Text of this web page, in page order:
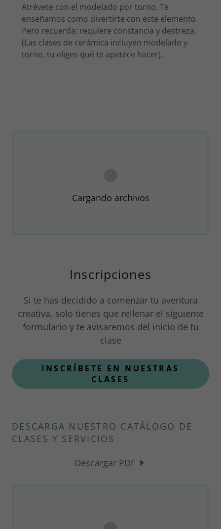
Atrévete con el modelado por torno. Te
enseñamos como divertirte con este elemento.
Pero recuerda: requiere constancia y destreza.
(Las clases de cerámica incluyen modelado y
torno, tu eliges qué te apetece hacer).
Cargando archivos
Inscripciones
Si te has decidido a comenzar tu aventura
creativa, solo tienes que rellenar el siguiente
formulario y te avisaremos del inicio de tu
clase
INSCRÍBETE EN NUESTRAS
CLASES
DESCARGA NUESTRO CATÁLOGO DE
CLASES Y SERVICIOS
Descargar PDF